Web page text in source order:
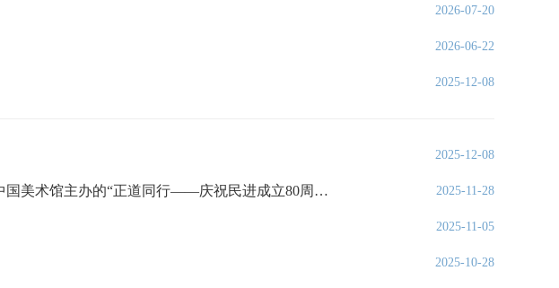
2026-07-20
2026-06-22
2025-12-08
2025-12-08
广东民进开明画院7件作品入选由民进中央、中国美术馆主办的“正道同行——庆祝民进成立80周年美术书法作品展” 2025-11-28
2025-11-05
2025-10-28